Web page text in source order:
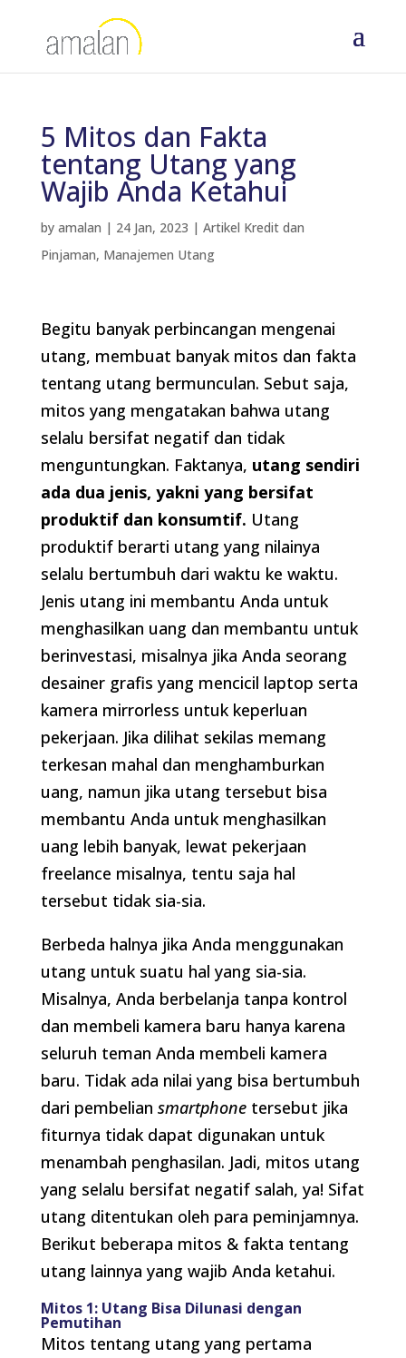
5 Mitos dan Fakta
tentang Utang yang
Wajib Anda Ketahui
by amalan | 24 Jan, 2023 | Artikel Kredit dan
Pinjaman, Manajemen Utang
Begitu banyak perbincangan mengenai
utang, membuat banyak mitos dan fakta
tentang utang bermunculan. Sebut saja,
mitos yang mengatakan bahwa utang
selalu bersifat negatif dan tidak
menguntungkan. Faktanya, utang sendiri
ada dua jenis, yakni yang bersifat
produktif dan konsumtif. Utang
produktif berarti utang yang nilainya
selalu bertumbuh dari waktu ke waktu.
Jenis utang ini membantu Anda untuk
menghasilkan uang dan membantu untuk
berinvestasi, misalnya jika Anda seorang
desainer grafis yang mencicil laptop serta
kamera mirrorless untuk keperluan
pekerjaan. Jika dilihat sekilas memang
terkesan mahal dan menghamburkan
uang, namun jika utang tersebut bisa
membantu Anda untuk menghasilkan
uang lebih banyak, lewat pekerjaan
freelance misalnya, tentu saja hal
tersebut tidak sia-sia.
Berbeda halnya jika Anda menggunakan
utang untuk suatu hal yang sia-sia.
Misalnya, Anda berbelanja tanpa kontrol
dan membeli kamera baru hanya karena
seluruh teman Anda membeli kamera
baru. Tidak ada nilai yang bisa bertumbuh
dari pembelian smartphonetersebut jika
fiturnya tidak dapat digunakan untuk
menambah penghasilan. Jadi, mitos utang
yang selalu bersifat negatif salah, ya! Sifat
utang ditentukan oleh para peminjamnya.
Berikut beberapa mitos & fakta tentang
utang lainnya yang wajib Anda ketahui.
Mitos 1: Utang Bisa Dilunasi dengan
Pemutihan
Mitos tentang utang yang pertama